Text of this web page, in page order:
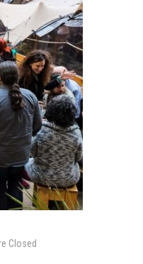
Closed